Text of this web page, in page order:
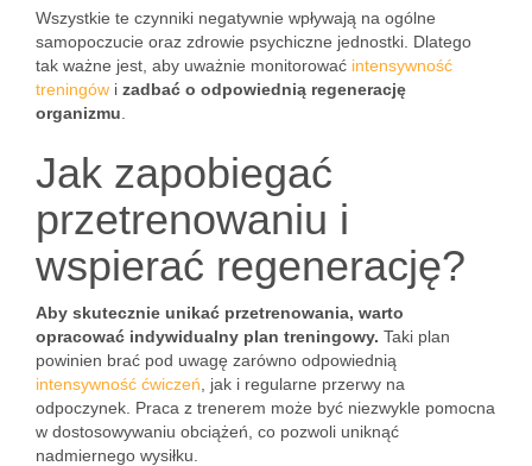
Wszystkie te czynniki negatywnie wpływają na ogólne
samopoczucie oraz zdrowie psychiczne jednostki. Dlatego
tak ważne jest, aby uważnie monitorować intensywność
treningów i zadbać o odpowiednią regenerację
organizmu
Jak zapobiegać
przetrenowaniu i
wspierać regenerację?
Aby skutecznie unikać przetrenowania, warto
opracować indywidualny plan treningowy. Taki plan
powinien brać pod uwagę zarówno odpowiednią
intensywność ćwiczeń , jak i regularne przerwy na
odpoczynek. Praca z trenerem może być niezwykle pomocna
w dostosowywaniu obciążeń, co pozwoli uniknąć
nadmiernego wysiłku.